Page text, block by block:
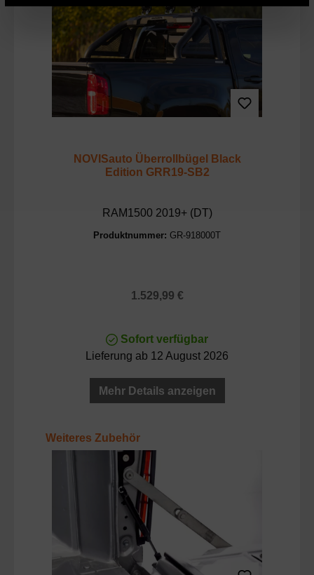
NOVISauto Überrollbügel Black
Edition GRR19-SB2
RAM1500 2019+ (DT)
Produktnummer: GR-918000T
Regulärer Preis:
1.529,99 €
Sofort verfügbar
Lieferung ab 12 August 2026
Mehr Details anzeigen
Produktgalerie überspringen
Weiteres Zubehör